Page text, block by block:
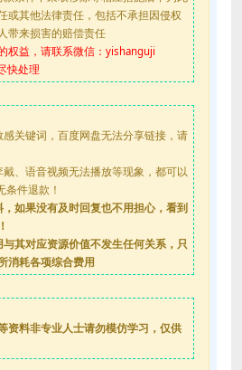
或其他法律责任，包括不承担因侵权
带来损害的赔偿责任
权益，请联系微信：yishanguji
快处理
感关键词，百度网盘无法分享链接，请
戴、语音视频无法播放等现象，都可以
件退款！
如果没有及时回复也不用担心，看到
其对应资源价值不发生任何关系，只
消耗各项综合费用
资料非专业人士请勿模仿学习，仅供